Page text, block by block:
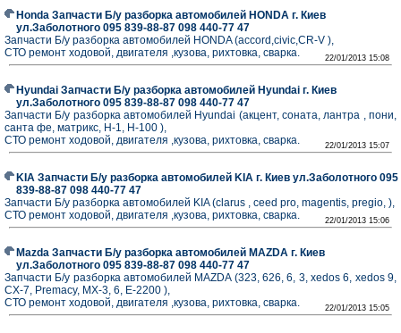
Honda Запчасти Б/у разборка автомобилей HONDA г. Киев
ул.Заболотного 095 839-88-87 098 440-77 47
Запчасти Б/у разборка автомобилей HONDA (accord,civic,CR-V ),
СТО ремонт ходовой, двигателя ,кузова, рихтовка, сварка.
22/01/2013 15:08
Hyundai Запчасти Б/у разборка автомобилей Hyundai г. Киев
ул.Заболотного 095 839-88-87 098 440-77 47
Запчасти Б/у разборка автомобилей Hyundai (акцент, соната, лантра , пони,
санта фе, матрикс, H-1, H-100 ),
СТО ремонт ходовой, двигателя ,кузова, рихтовка, сварка.
22/01/2013 15:07
KIA Запчасти Б/у разборка автомобилей KIA г. Киев ул.Заболотного 095
839-88-87 098 440-77 47
Запчасти Б/у разборка автомобилей KIA (clarus , ceed pro, magentis, pregio, ),
СТО ремонт ходовой, двигателя ,кузова, рихтовка, сварка.
22/01/2013 15:06
Mazda Запчасти Б/у разборка автомобилей MAZDA г. Киев
ул.Заболотного 095 839-88-87 098 440-77 47
Запчасти Б/у разборка автомобилей MAZDA (323, 626, 6, 3, xedos 6, xedos 9,
CX-7, Premacy, MX-3, 6, E-2200 ),
СТО ремонт ходовой, двигателя ,кузова, рихтовка, сварка.
22/01/2013 15:05